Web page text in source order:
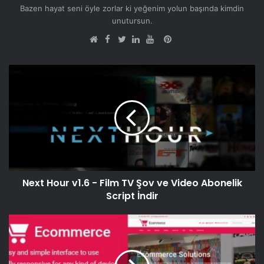
Bazen hayat seni öyle zorlar ki yeğenim yolun başında kimdin
unutursun.
sitesi
Facebook
Pinterest
Next Hour v1.6 - Film TV Şov ve Video Abonelik
Script İndir